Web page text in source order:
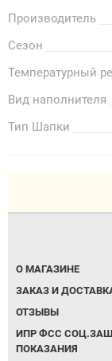
Производитель
Сезон
Температурный
Вид наполнителя
Тип Шапки
О МАГАЗИНЕ
ЗАКАЗ И
ОТЗЫВЫ
ИПР ФСС
ПОКАЗАНИЯ